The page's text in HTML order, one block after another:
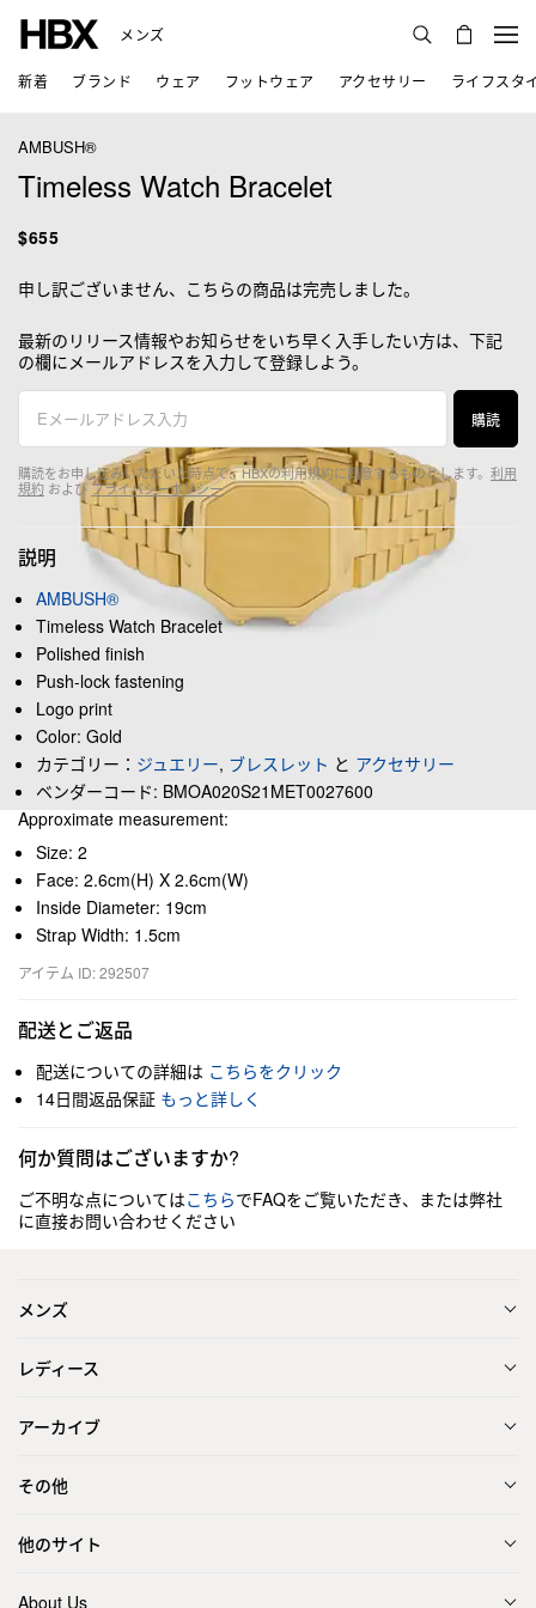
メンズ
新着 ブランド ウェア フットウェア アクセサリー ライフスタ
AMBUSH®
Timeless Watch Bracelet
$655
申し訳ございません、こちらの商品は完売しました。
最新のリリース情報やお知らせをいち早く入手したい方は、下記
の欄にメールアドレスを入力して登録しよう。
購読
購読をお申し込みいただいた時点で、HBXの利用規約に同意するものとします。 利用
規約 および プライバシーポリシー
説明
AMBUSH®
Timeless Watch Bracelet
Polished finish
Push-lock fastening
Logo print
Color: Gold
カテゴリー： ジュエリー, ブレスレット と アクセサリー
ベンダーコード: BMOA020S21MET0027600
Approximate measurement:
Size: 2
Face: 2.6cm(H) X 2.6cm(W)
Inside Diameter: 19cm
Strap Width: 1.5cm
アイテム ID: 292507
配送とご返品
配送についての詳細は こちらをクリック
14日間返品保証 もっと詳しく
何か質問はございますか?
ご不明な点についてはこちらでFAQをご覧いただき、または弊社
に直接お問い合わせください
メンズ
レディース
アーカイブ
その他
他のサイト
About Us